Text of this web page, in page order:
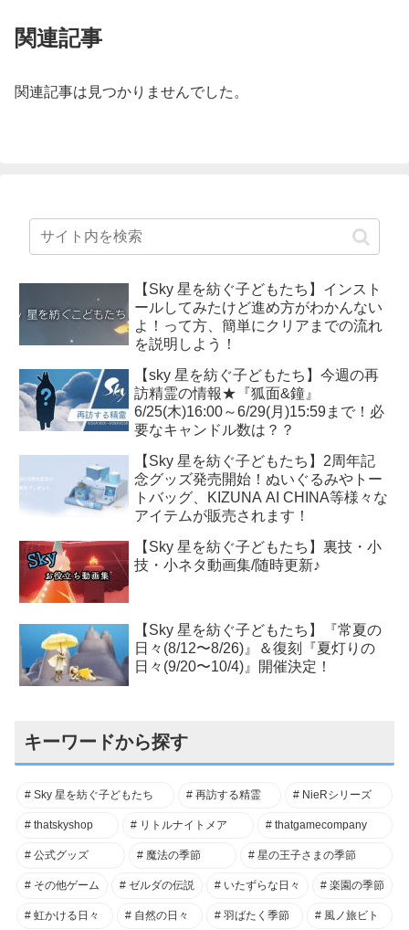
関連記事
関連記事は見つかりませんでした。
【Sky 星を紡ぐ子どもたち】インスト
ールしてみたけど進め方がわかんない
よ！って方、簡単にクリアまでの流れ
を説明しよう！
【sky 星を紡ぐ子どもたち】今週の再
訪精霊の情報★『狐面&鐘』
6/25(木)16:00～6/29(月)15:59まで！必
要なキャンドル数は？？
【Sky 星を紡ぐ子どもたち】2周年記
念グッズ発売開始！ぬいぐるみやトー
トバッグ、KIZUNA AI CHINA等様々な
アイテムが販売されます！
【Sky 星を紡ぐ子どもたち】裏技・小
技・小ネタ動画集/随時更新♪
【Sky 星を紡ぐ子どもたち】『常夏の
日々(8/12〜8/26)』＆復刻『夏灯りの
日々(9/20〜10/4)』開催決定！
キーワードから探す
Sky 星を紡ぐ子どもたち 再訪する精霊 NieRシリーズ
thatskyshop リトルナイトメア thatgamecompany
公式グッズ 魔法の季節 星の王子さまの季節
その他ゲーム ゼルダの伝説 いたずらな日々 楽園の季節
虹かける日々 自然の日々 羽ばたく季節 風ノ旅ビト